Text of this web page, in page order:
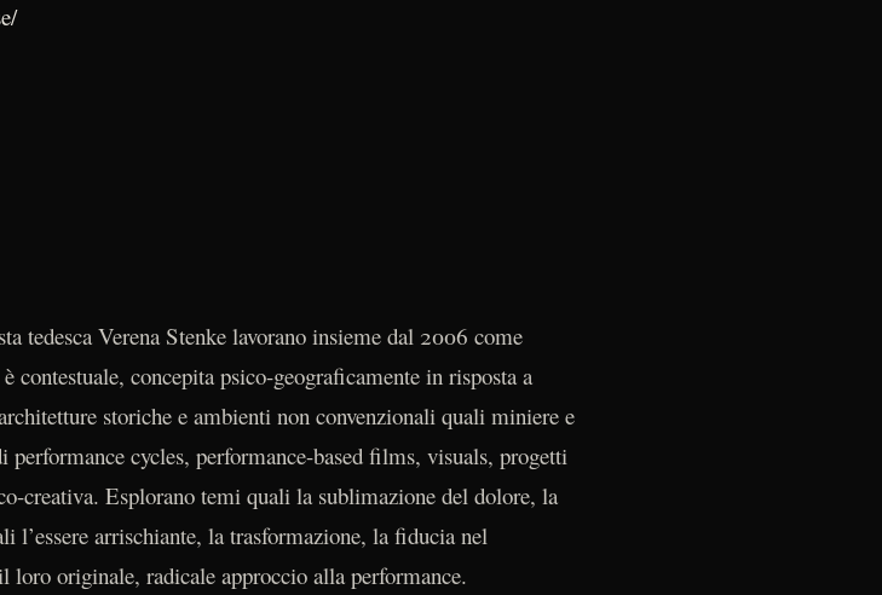
tedesca Verena Stenke lavorano insieme dal 2006 come
concepita psico-geograficamente in risposta a
storiche e ambienti non convenzionali quali miniere e
performance cycles, performance-based films, visuals, progetti
creativa. Esplorano temi quali la sublimazione del dolore, la
l’essere arrischiante, la trasformazione, la fiducia nel
loro originale, radicale approccio alla performance.